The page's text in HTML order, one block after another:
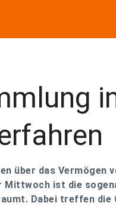
über das Vermögen
Mittwoch ist die
Dabei treffen die